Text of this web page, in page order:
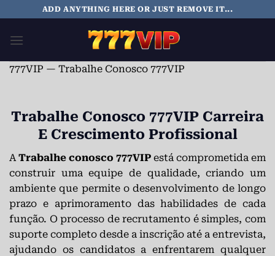
to
content
ADD ANYTHING HERE OR JUST REMOVE IT...
777VIP — Trabalhe Conosco 777VIP
Trabalhe Conosco 777VIP Carreira
E Crescimento Profissional
ATrabalhe conosco 777VIP está comprometida em
construir uma equipe de qualidade, criando um
ambiente que permite o desenvolvimento de longo
prazo e aprimoramento das habilidades de cada
função. O processo de recrutamento é simples, com
suporte completo desde a inscrição até a entrevista,
ajudando os candidatos a enfrentarem qualquer